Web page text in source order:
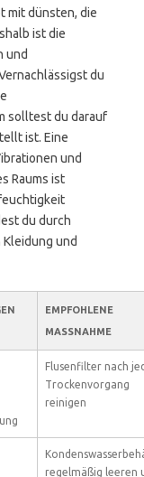
mit dünsten, die
ist die
und
du
solltest du darauf
ist. Eine
und
Raums ist
du durch
und
EMPFOHLENE
MASSNAHME
Flusenfilter nach
Trockenvorgang
reinigen
regelmäßig leeren